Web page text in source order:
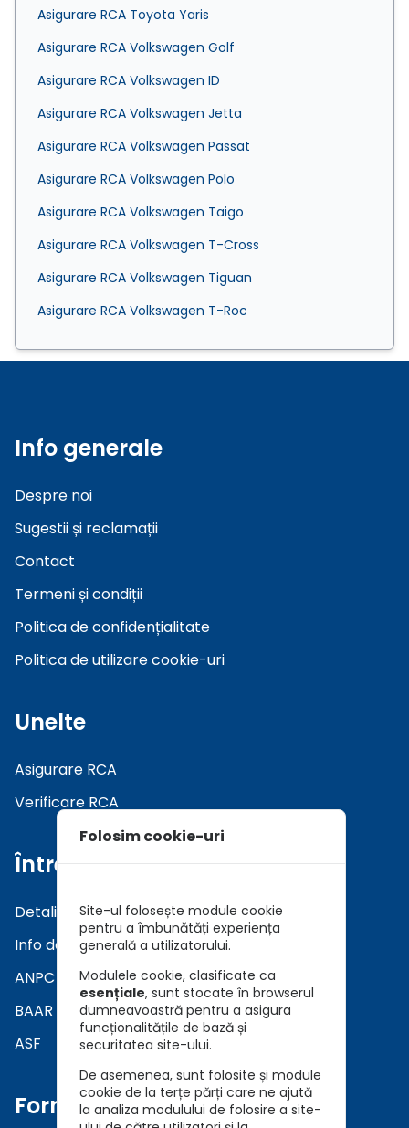
Asigurare RCA Toyota Yaris
Asigurare RCA Volkswagen Golf
Asigurare RCA Volkswagen ID
Asigurare RCA Volkswagen Jetta
Asigurare RCA Volkswagen Passat
Asigurare RCA Volkswagen Polo
Asigurare RCA Volkswagen Taigo
Asigurare RCA Volkswagen T-Cross
Asigurare RCA Volkswagen Tiguan
Asigurare RCA Volkswagen T-Roc
Info generale
Despre noi
Sugestii și reclamații
Contact
Termeni și condiții
Politica de confidențialitate
Politica de utilizare cookie-uri
Unelte
Asigurare RCA
Verificare RCA
Întrebări
Detalii asiguratori
Info daune
ANPC
BAAR
ASF
Formulare
Folosim cookie-uri
Site-ul folosește module cookie
pentru a îmbunătăți experiența
generală a utilizatorului.
Modulele cookie, clasificate ca
esențiale, sunt stocate în browserul
dumneavoastră pentru a asigura
funcționalitățile de bază și
securitatea site-ului.
De asemenea, sunt folosite și module
cookie de la terțe părți care ne ajută
la analiza modulului de folosire a site-